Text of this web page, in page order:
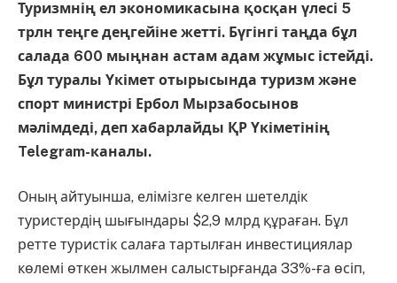
Туризмнің ел экономикасына қосқан үлесі 5
трлн теңге деңгейіне жетті. Бүгінгі таңда бұл
салада 600 мыңнан астам адам жұмыс істейді.
Бұл туралы Үкімет отырысында туризм және
спорт министрі Ербол Мырзабосынов
мәлімдеді, деп хабарлайды ҚР Үкіметінің
Telegram-каналы.
Оның айтуынша, елімізге келген шетелдік
туристердің шығындары $2,9 млрд құраған. Бұл
ретте туристік салаға тартылған инвестициялар
көлемі өткен жылмен салыстырғанда 33%-ға өсіп,